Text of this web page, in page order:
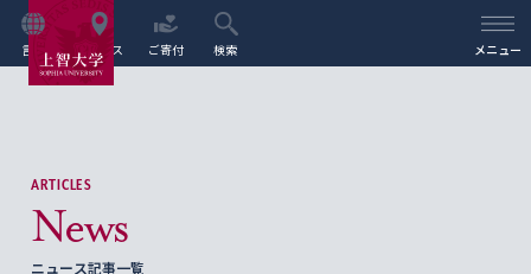
言語 アクセス ご寄付 検索 メニュー
ARTICLES
News
ニュース記事一覧